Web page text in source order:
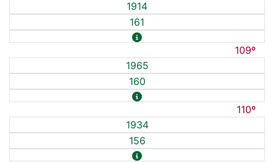
1914
161
109º
1965
160
110º
1934
156